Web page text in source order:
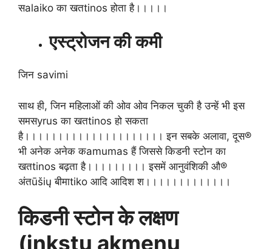
सalaiko का खतtinos होता है।।।।।
एस्ट्रोजन की कमी
जिन savimi
साथ ही, जिन महिलाओं की ओव ओव निकल चुकी है उन्हें भी इस
समसyrus का खतtinos हो सकता
है।।।।।।।।।।।।।।।।।।।।।इन सबके अलावा, दूस®
भी अनेक अनेक कamumas हैं जिससे किडनी स्टोन का
खतtinos बढ़ता है।।।।।।।।। इसमें आनुवंशिकी औ®
अंतūšių बीमाtiko आदि आदिश श।।।।।।।।।।।।।
किडनी स्टोन के लक्षण
(inkstų akmenų